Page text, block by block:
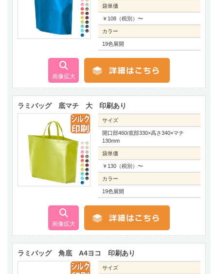
袋単価
￥108（税別）〜
カラー
19色展開
ラミバッグ 底マチ 大 印刷あり
サイズ
開口部460/底部330×高さ340×マチ
130mm
袋単価
￥130（税別）〜
カラー
19色展開
ラミバッグ 角底 A4ヨコ 印刷あり
サイズ